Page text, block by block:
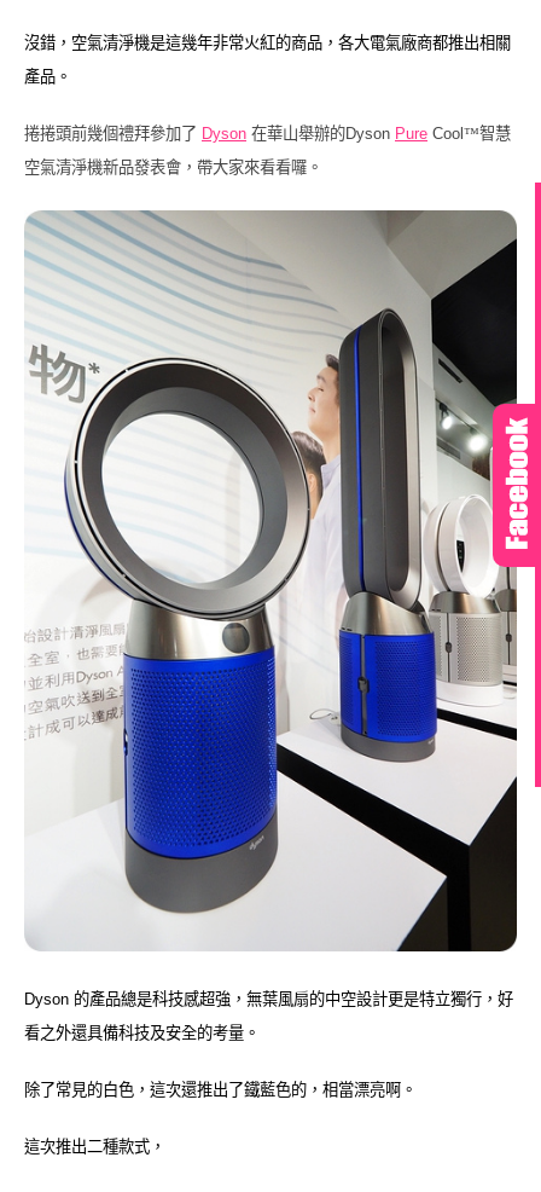
沒錯，空氣清淨機是這幾年非常火紅的商品，各大電氣廠商都推出相關
產品。
捲捲頭前幾個禮拜參加了 Dyson 在華山舉辦的Dyson Pure Cool™智慧
空氣清淨機新品發表會，帶大家來看看囉。
Dyson 的產品總是科技感超強，無葉風扇的中空設計更是特立獨行，好
看之外還具備科技及安全的考量。
除了常見的白色，這次還推出了鐵藍色的，相當漂亮啊。
這次推出二種款式，